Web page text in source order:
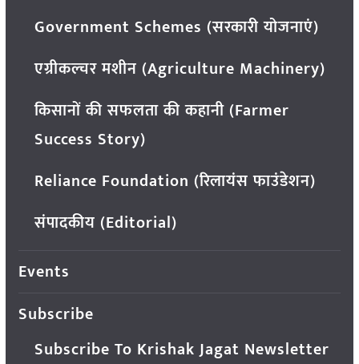
Government Schemes (सरकारी योजनाएं)
एग्रीकल्चर मशीन (Agriculture Machinery)
किसानों की सफलता की कहानी (Farmer
Success Story)
Reliance Foundation (रिलायंस फाउंडेशन)
संपादकीय (Editorial)
Events
Subscribe
Subscribe To Krishak Jagat Newsletter